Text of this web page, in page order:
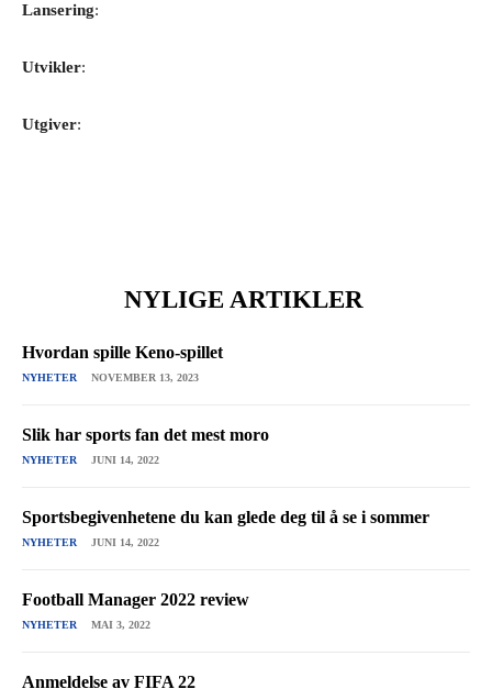
Lansering:
Utvikler:
Utgiver:
NYLIGE ARTIKLER
Hvordan spille Keno-spillet
NYHETER NOVEMBER 13, 2023
Slik har sports fan det mest moro
NYHETER JUNI 14, 2022
Sportsbegivenhetene du kan glede deg til å se i sommer
NYHETER JUNI 14, 2022
Football Manager 2022 review
NYHETER MAI 3, 2022
Anmeldelse av FIFA 22